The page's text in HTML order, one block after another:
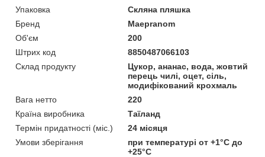
Упаковка
Скляна пляшка
Бренд
Maepranom
Об'єм
200
Штрих код
8850487066103
Склад продукту
Цукор, ананас, вода, жовтий
перець чилі, оцет, сіль,
модифікований крохмаль
Вага нетто
220
Країна виробника
Таїланд
Термін придатності (міс.)
24 місяця
Умови зберігання
при температурі от +1°C до
+25°C